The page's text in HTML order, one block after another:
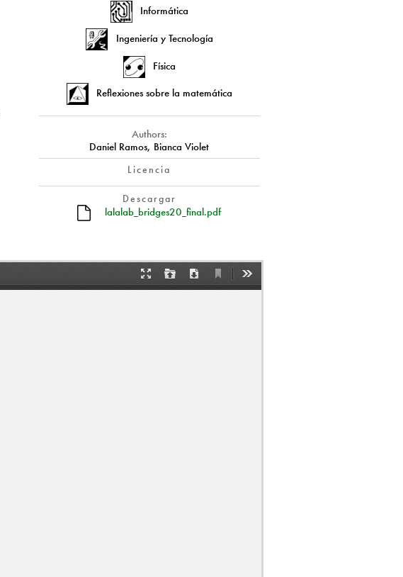
Informática
Ingeniería y Tecnología
Física
Reflexiones sobre la matemática
Authors:
Daniel Ramos, Bianca Violet
Licencia
Descargar
lalalab_bridges20_final.pdf